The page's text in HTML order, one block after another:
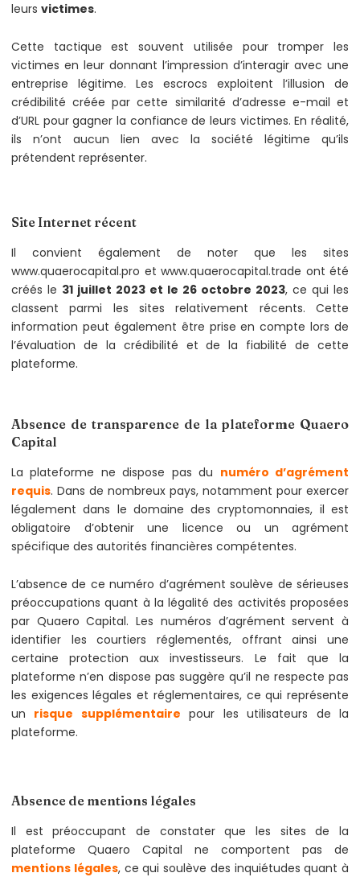
leurs victimes.
Cette tactique est souvent utilisée pour tromper les
victimes en leur donnant l’impression d’interagir avec une
entreprise légitime. Les escrocs exploitent l’illusion de
crédibilité créée par cette similarité d’adresse e-mail et
d’URL pour gagner la confiance de leurs victimes. En réalité,
ils n’ont aucun lien avec la société légitime qu’ils
prétendent représenter.
Site Internet récent
Il convient également de noter que les sites
www.quaerocapital.pro et www.quaerocapital.trade ont été
créés le 31 juillet 2023 et le 26 octobre 2023, ce qui les
classent parmi les sites relativement récents. Cette
information peut également être prise en compte lors de
l’évaluation de la crédibilité et de la fiabilité de cette
plateforme.
Absence de transparence de la plateforme Quaero
Capital
La plateforme ne dispose pas du numéro d’agrément
requis. Dans de nombreux pays, notamment pour exercer
légalement dans le domaine des cryptomonnaies, il est
obligatoire d’obtenir une licence ou un agrément
spécifique des autorités financières compétentes.
L’absence de ce numéro d’agrément soulève de sérieuses
préoccupations quant à la légalité des activités proposées
par Quaero Capital. Les numéros d’agrément servent à
identifier les courtiers réglementés, offrant ainsi une
certaine protection aux investisseurs. Le fait que la
plateforme n’en dispose pas suggère qu’il ne respecte pas
les exigences légales et réglementaires, ce qui représente
un risque supplémentaire pour les utilisateurs de la
plateforme.
Absence de mentions légales
Il est préoccupant de constater que les sites de la
plateforme Quaero Capital ne comportent pas de
mentions légales, ce qui soulève des inquiétudes quant à